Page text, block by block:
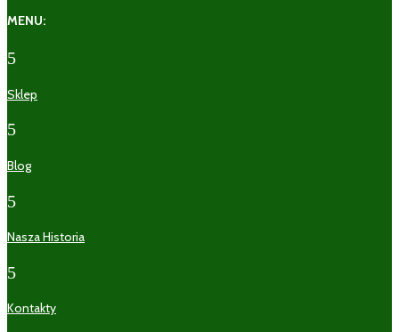
MENU:
5
Sklep
5
Blog
5
Nasza Historia
5
Kontakty